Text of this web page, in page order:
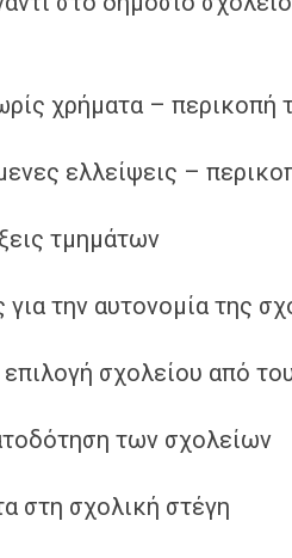
χρήματα – περικοπή
ελλείψεις –
τμημάτων
για την αυτονομία της
σχολείου από
των σχολείων
στη σχολική στέγη